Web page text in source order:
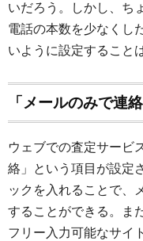
いだろう。しかし、ち
電話の本数を少なくし
いように設定すること
「メールのみで連
ウェブでの査定サービ
絡」という項目が設定
ックを入れることで、
することができる。ま
フリー入力可能なサイ